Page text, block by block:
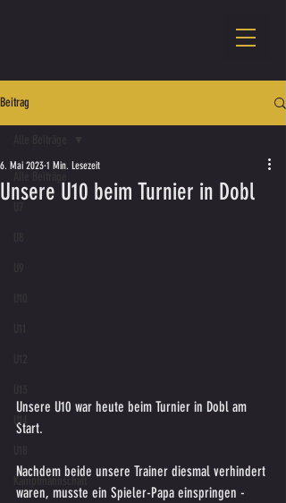
Beitrag
U14
Kampfmannschaft
Unsere U10 beim Turnier in Dobl
6. Mai 2023 1 Min. Lesezeit
Unsere U10 war heute beim Turnier in Dobl am
Start.
Nachdem beide unsere Trainer diesmal verhindert
waren, musste ein Spieler-Papa einspringen -